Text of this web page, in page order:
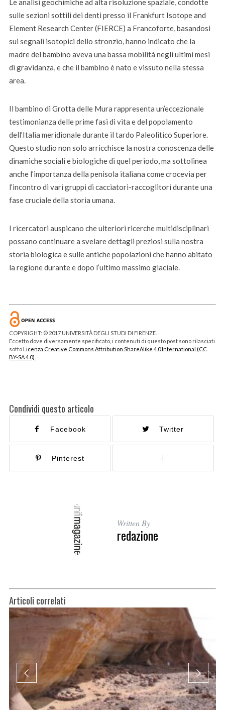
Le analisi geochimiche ad alta risoluzione spaziale, condotte
sulle sezioni sottili dei denti presso il Frankfurt Isotope and
Element Research Center (FIERCE) a Francoforte, basandosi
sui segnali isotopici dello stronzio, hanno indicato che la
madre del bambino aveva una bassa mobilità negli ultimi mesi
di gravidanza, e che il bambino è nato e vissuto nella stessa
area.
Il bambino di Grotta delle Mura rappresenta un’eccezionale
testimonianza delle prime fasi di vita e del popolamento
dell’Italia meridionale durante il tardo Paleolitico Superiore.
Questo studio non solo arricchisce la nostra conoscenza delle
dinamiche sociali e biologiche di quel periodo, ma sottolinea
anche l’importanza della penisola italiana come crocevia per
l’incontro di vari gruppi di cacciatori-raccoglitori durante una
fase cruciale della storia umana.
I ricercatori auspicano che ulteriori ricerche multidisciplinari
possano continuare a svelare dettagli preziosi sulla nostra
storia biologica e sulle antiche popolazioni che hanno abitato
la regione durante e dopo l’ultimo massimo glaciale.
COPYRIGHT: © 2017 UNIVERSITÀ DEGLI STUDI DI FIRENZE.
Eccetto dove diversamente specificato, i contenuti di questo post sono rilasciati
sottoLicenza Creative Commons Attribution ShareAlike 4.0 International (CC
BY-SA 4.0).
Condividi questo articolo
Facebook Twitter
Pinterest
Written By
redazione
Articoli correlati